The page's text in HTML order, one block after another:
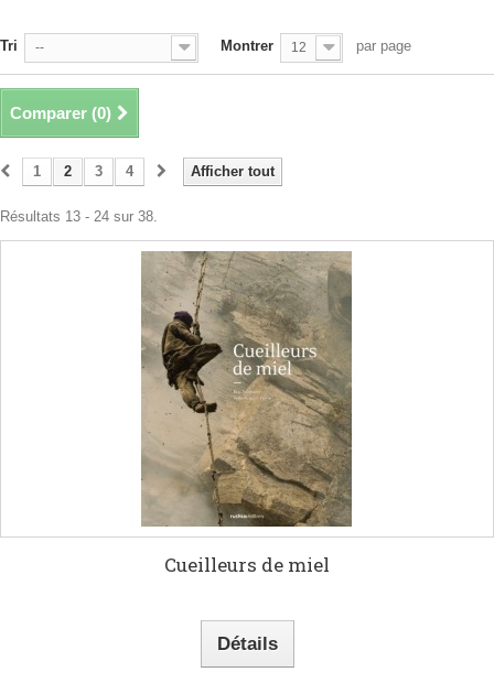
Tri -- Montrer 12 par page
Comparer (0)
Afficher tout
1 2 3 4
Résultats 13 - 24 sur 38.
Cueilleurs de miel
Détails